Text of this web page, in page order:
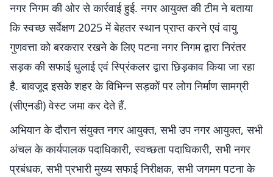
नगर निगम की ओर से कार्रवाई हुई. नगर आयुक्त की टीम ने बताया
कि स्वच्छ सर्वेक्षण 2025 में बेहतर स्थान प्राप्त करने एवं वायु
गुणवत्ता को बरकरार रखने के लिए पटना नगर निगम द्वारा निरंतर
सड़क की सफाई धुलाई एवं स्प्रिंकलर द्वारा छिड़काव किया जा रहा
है. बावजूद इसके शहर के विभिन्न सड़कों पर लोग निर्माण सामग्री
(सीएनडी) वेस्ट जमा कर देते हैं.
अभियान के दौरान संयुक्त नगर आयुक्त, सभी उप नगर आयुक्त, सभी
अंचल के कार्यपालक पदाधिकारी, स्वच्छता पदाधिकारी, सभी नगर
प्रबंधक, सभी प्रभारी मुख्य सफाई निरीक्षक, सभी जगमग पटना के